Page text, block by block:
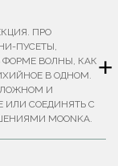
+
ПРО
ПУСЕТЫ,
ФОРМЕ ВОЛНЫ, КАК
В ОДНОМ.
И
ИЛИ СОЕДИНЯТЬ С
MOONKA.